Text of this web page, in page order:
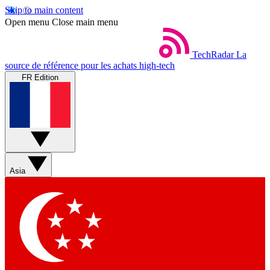
Skip to main content
Open menu Close main menu
TechRadar La
source de référence pour les achats high-tech
FR Edition
Asia